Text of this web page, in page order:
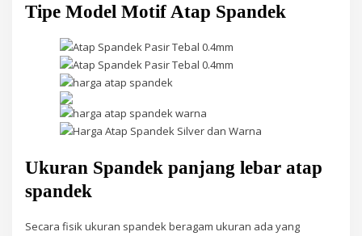
Tipe Model Motif Atap Spandek
Ukuran Spandek panjang lebar atap
spandek
Secara fisik ukuran spandek beragam ukuran ada yang